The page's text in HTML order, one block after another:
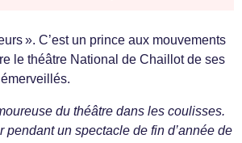
». C’est un prince aux mouvements
le théâtre National de Chaillot de ses
du théâtre dans les coulisses.
pendant un spectacle de fin d’année de